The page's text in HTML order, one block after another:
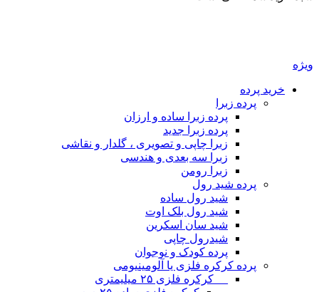
خرید پرده
پرده زبرا
پرده زبرا ساده و ارزان
پرده زبرا جدید
زبرا چاپی و تصویری ، گلدار و نقاشی
زبرا سه بعدی و هندسی
زبرا رومن
پرده شید رول
شید رول ساده
شید رول بلک اوت
شید سان اسکرین
شیدرول چاپی
پرده کودک و نوجوان
پرده کرکره فلزی یا آلومینیومی
__ کرکره فلزی ۲۵ میلیمتری